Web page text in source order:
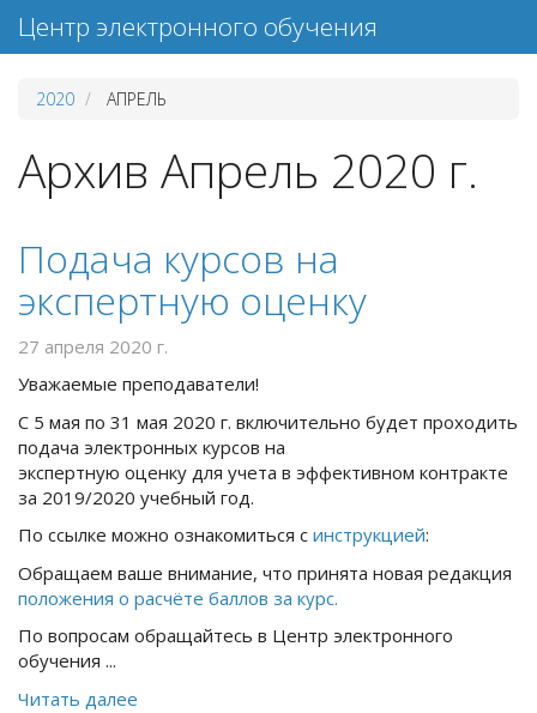
Центр электронного обучения
2020 АПРЕЛЬ
Архив Апрель 2020 г.
Подача курсов на
экспертную оценку
27 апреля 2020 г.
Уважаемые преподаватели!
С 5 мая по 31 мая 2020 г. включительно будет проходить
подача электронных курсов на
экспертную оценку для учета в эффективном контракте
за 2019/2020 учебный год.
По ссылке можно ознакомиться с инструкцией:
Обращаем ваше внимание, что принята новая редакция
положения о расчёте баллов за курс.
По вопросам обращайтесь в Центр электронного
обучения ...
Читать далее